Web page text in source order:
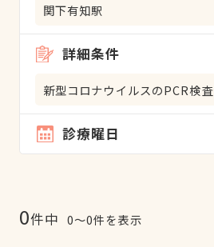
関下有知駅
詳細条件
新型コロナウイルスのPCR検査
診療曜日
0件中 0〜0件を表示